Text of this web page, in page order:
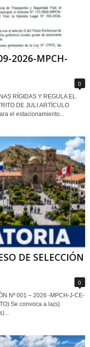
2026-MPCH-
0
RÍGIDAS Y REGULA EL
DE JULI.ARTÍCULO
el estacionamiento...
DE SELECCIÓN
0
Nª 001 – 2026 -MPCH-J-CE-
Se convoca a la(s)